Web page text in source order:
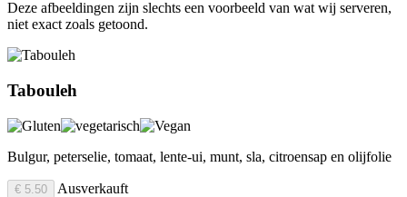
Deze afbeeldingen zijn slechts een voorbeeld van wat wij serveren,
niet exact zoals getoond.
Tabouleh
Bulgur, peterselie, tomaat, lente-ui, munt, sla, citroensap en olijfolie
€ 5.50 Ausverkauft